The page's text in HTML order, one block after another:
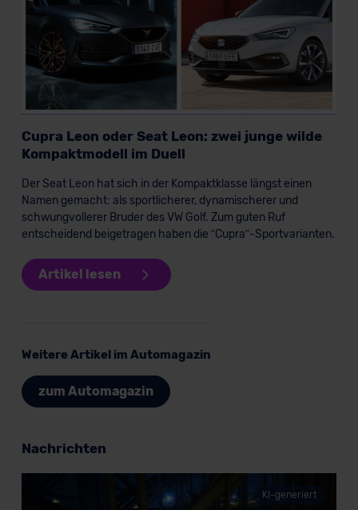
Cupra Leon oder Seat Leon: zwei junge wilde
Kompaktmodell im Duell
Der Seat Leon hat sich in der Kompaktklasse längst einen
Namen gemacht: als sportlicherer, dynamischerer und
schwungvollerer Bruder des VW Golf. Zum guten Ruf
entscheidend beigetragen haben die “Cupra”-Sportvarianten.
Artikel lesen
Weitere Artikel im Automagazin
zum Automagazin
Nachrichten
KI-generiert